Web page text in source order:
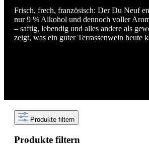
Frisch, frech, französisch: Der Du Neuf
nur 9 % Alkohol und dennoch voller
– saftig, lebendig und alles andere als
zeigt, was ein guter Terrassenwein heute
Produkte filtern
Produkte filtern